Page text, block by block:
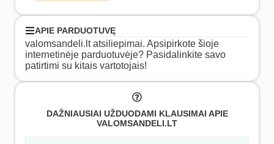
APIE PARDUOTUVĘ
valomsandeli.lt atsiliepimai. Apsipirkote šioje
internetinėje parduotuvėje? Pasidalinkite savo
patirtimi su kitais vartotojais!
DAŽNIAUSIAI UŽDUODAMI KLAUSIMAI APIE
VALOMSANDELI.LT